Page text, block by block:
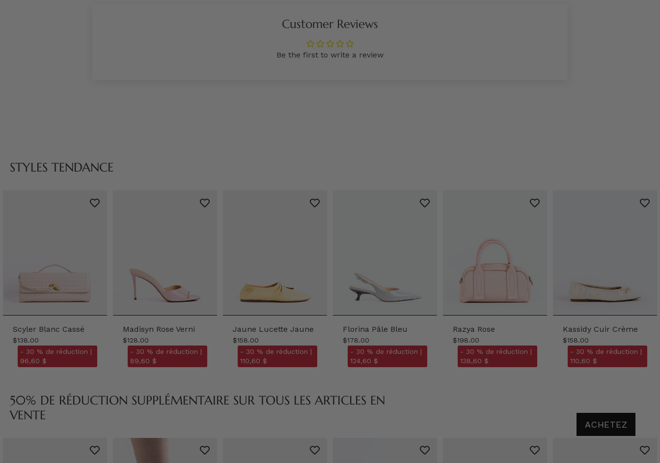
Customer Reviews
Be the first to write a review
STYLES TENDANCE
Scyler Blanc Cassé
$138.00
- 30 % de réduction |
96,60 $
Madisyn Rose Verni
$128.00
- 30 % de réduction |
89,60 $
Jaune Lucette Jaune
$158.00
- 30 % de réduction |
110,60 $
Florina Pâle Bleu
$178.00
- 30 % de réduction |
124,60 $
Razya Rose
$198.00
- 30 % de réduction |
138,60 $
Kassidy Cuir Crème
$158.00
- 30 % de réduction |
110,60 $
50% DE RÉDUCTION SUPPLÉMENTAIRE SUR TOUS LES ARTICLES EN
VENTE
ACHETEZ